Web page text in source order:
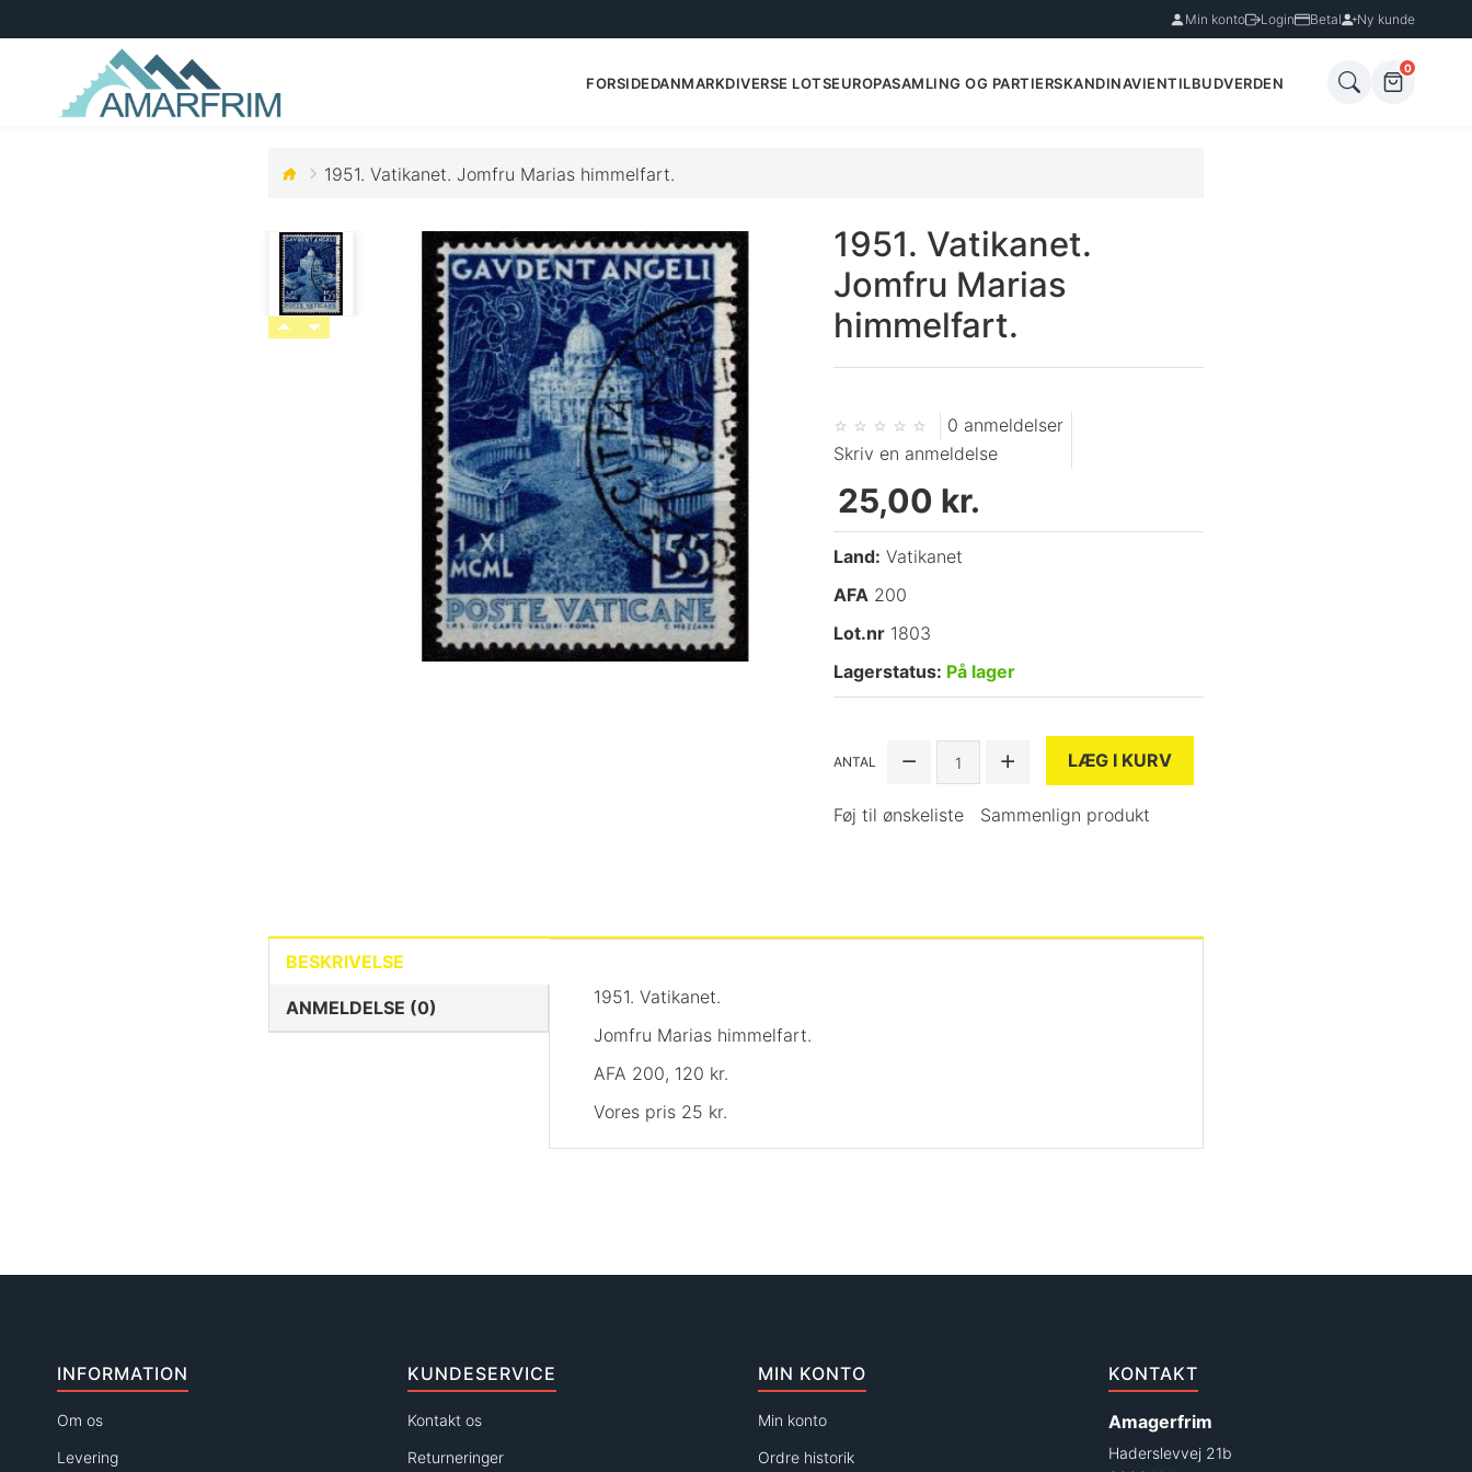
Min konto Login Betal Ny kunde
FORSIDEDANMARKDIVERSE LOTSEUROPASAMLING OG PARTIERSKANDINAVIENTILBUDVERDEN
0
1951. Vatikanet. Jomfru Marias himmelfart.
1951. Vatikanet.
Jomfru Marias
himmelfart.
0 anmeldelser
Skriv en anmeldelse
25,00 kr.
Land: Vatikanet
AFA 200
Lot.nr 1803
Lagerstatus: På lager
ANTAL LÆG I KURV
Føj til ønskeliste Sammenlign produkt
BESKRIVELSE
ANMELDELSE (0)
1951. Vatikanet.
Jomfru Marias himmelfart.
AFA 200, 120 kr.
Vores pris 25 kr.
INFORMATION
Om os
Levering
KUNDESERVICE
Kontakt os
Returneringer
MIN KONTO
Min konto
Ordre historik
KONTAKT
Amagerfrim
Haderslevvej 21b